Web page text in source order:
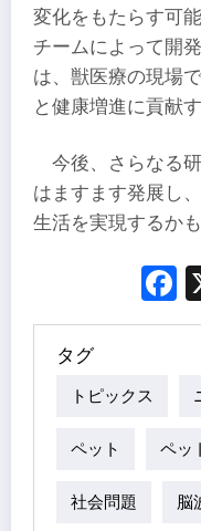
変化をもたらす可
チームによって開
は、獣医療の現場
と健康増進に貢献
今後、さらなる
はますます発展し
生活を実現するか
タグ
トピックス
ペット ペッ
社会問題 脳